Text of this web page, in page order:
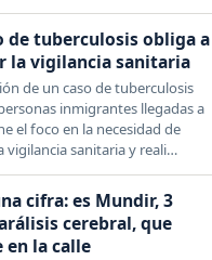
de tuberculosis obliga a
la vigilancia sanitaria
de un caso de tuberculosis
inmigrantes llegadas a
el foco en la necesidad de
vigilancia sanitaria y reali…
cifra: es Mundir, 3
cerebral, que
en la calle